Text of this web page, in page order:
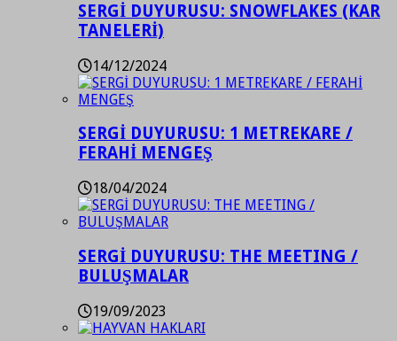
SERGİ DUYURUSU: SNOWFLAKES (KAR
TANELERİ)
14/12/2024
SERGİ DUYURUSU: 1 METREKARE /
FERAHİ MENGEŞ
18/04/2024
SERGİ DUYURUSU: THE MEETING /
BULUŞMALAR
19/09/2023